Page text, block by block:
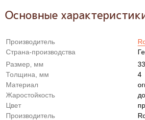
Основные
Производитель
Страна-производства
Размер, мм
Толщина, мм
4
Материал
Жаростойкость
Цвет
Производитель